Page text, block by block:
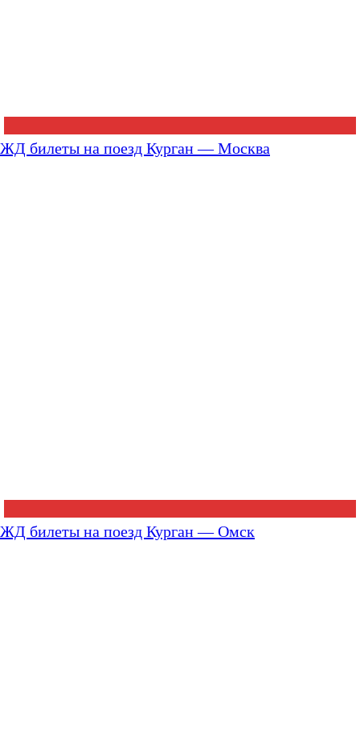
ЖД билеты на поезд Курган — Москва
ЖД билеты на поезд Курган — Омск